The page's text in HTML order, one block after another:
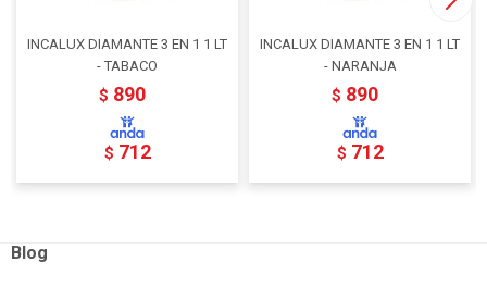
INCALUX DIAMANTE 3 EN 1 1 LT
- TABACO
$ 890
$ 712
INCALUX DIAMANTE 3 EN 1 1 LT
- NARANJA
$ 890
$ 712
Blog